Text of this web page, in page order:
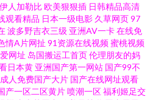
影视一区 人人肏屁 免费观看日本 v在
产51页 在线不卡国产 成人日本三级 麻
人精品久久 人人鲁人人操 91视频最新
人加勒比欧美狠狠插 日韩精品高清
观看精品 日本一级电影 久草网页97
波多野吉衣三级 亚洲AV一卡在线免
情A片网扯 91资源在线视频蜜桃视频
网址 岛国搬运工首页伦理朋友的妈
日本黄 亚洲国产第一网站 国产99不
成人免费国产大片 国产在线网址观看
产一区二区黄片喷潮一区福利姬足交